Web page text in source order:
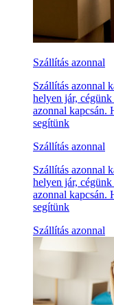
Szállítás azonnal
Szállítás azonnal
helyen jár,
azonnal kapcsán.
segítünk
Szállítás azonnal
Szállítás azonnal
helyen jár,
azonnal kapcsán.
segítünk
Szállítás azonnal